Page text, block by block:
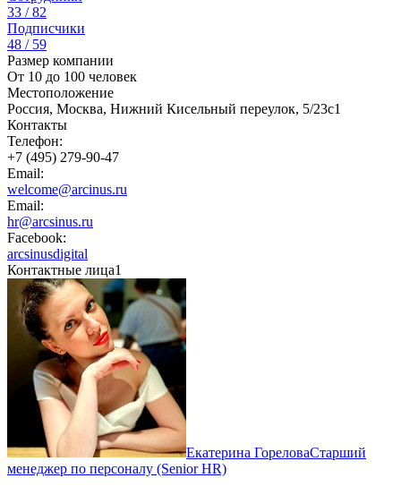
33 / 82
Подписчики
48 / 59
Размер компании
От 10 до 100 человек
Местоположение
Россия, Москва, Нижний Кисельный переулок, 5/23с1
Контакты
Телефон:
+7 (495) 279-90-47
Email:
welcome@arcinus.ru
Email:
hr@arcsinus.ru
Facebook:
arcsinusdigital
Контактные лица1
Екатерина ГореловаCтарший
менеджер по персоналу (Senior HR)